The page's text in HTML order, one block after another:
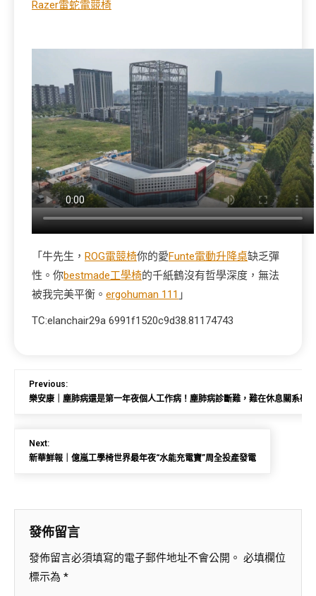
Razer雷蛇電競椅
「牛先生， ROG電競椅你的愛Funte電動升降桌缺乏彈
性。你bestmade工學椅的千紙鶴沒有哲學深度，無法
被我完美平衡。 ergohuman 111 」
TC:elanchair29a 6991f1520c9d38.81174743
Previous:
樂安康｜塵肺病還是第一年夜個人工作病！塵肺病診斷難，難在休息關系確
Next:
新華鮮報｜億嵐工學椅世界最年夜“水能充電寶”周全投產發電
發佈留言
發佈留言必須填寫的電子郵件地址不會公開。 必填欄位
標示為 *